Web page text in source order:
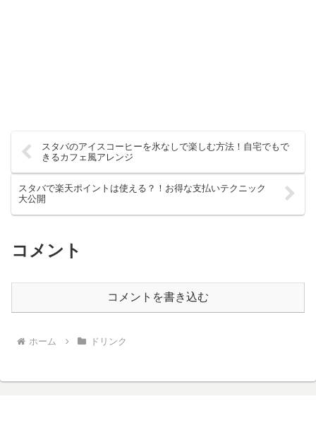
スタバのアイスコーヒーを氷なしで楽しむ方法！自宅でもで
きるカフェ風アレンジ
スタバで楽天ポイントは使える？！お得な支払いテクニック
大公開
コメント
コメントを書き込む
ホーム ドリンク